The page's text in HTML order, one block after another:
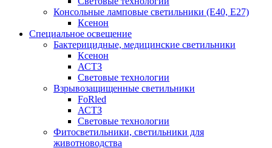
Консольные ламповые светильники (Е40, Е27)
Ксенон
Специальное освещение
Бактерицидные, медицинские светильники
Ксенон
АСТЗ
Световые технологии
Взрывозащищенные светильники
FoRled
АСТЗ
Световые технологии
Фитосветильники, светильники для
животноводства